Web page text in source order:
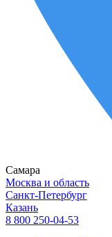
Самара
Москва и область
Санкт-Петербург
Казань
8 800 250-04-53